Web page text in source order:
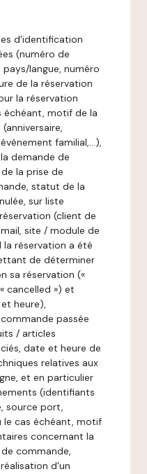
d'identification
(numéro de
langue, numéro
de la réservation
la réservation
échéant, motif de la
familial,…),
demande de
la prise de
statut de la
sur liste
(client de
site / module de
réservation a été
de déterminer
sa réservation («
cancelled ») et
heure),
passée
/ articles
date et heure de
relatives aux
et en particulier
(identifiants
source port,
cas échéant, motif
concernant la
commande,
d'un